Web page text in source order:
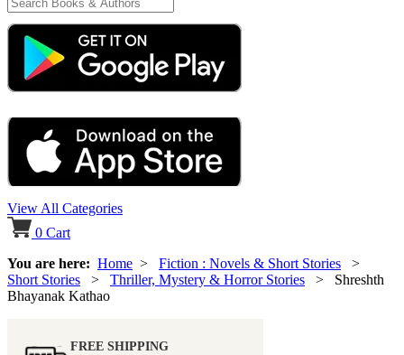
View All Categories
0 Cart
You are here: Home > Fiction : Novels & Short Stories >
Short Stories > Thriller, Mystery & Horror Stories > Shreshth
Bhayanak Kathao
FREE SHIPPING